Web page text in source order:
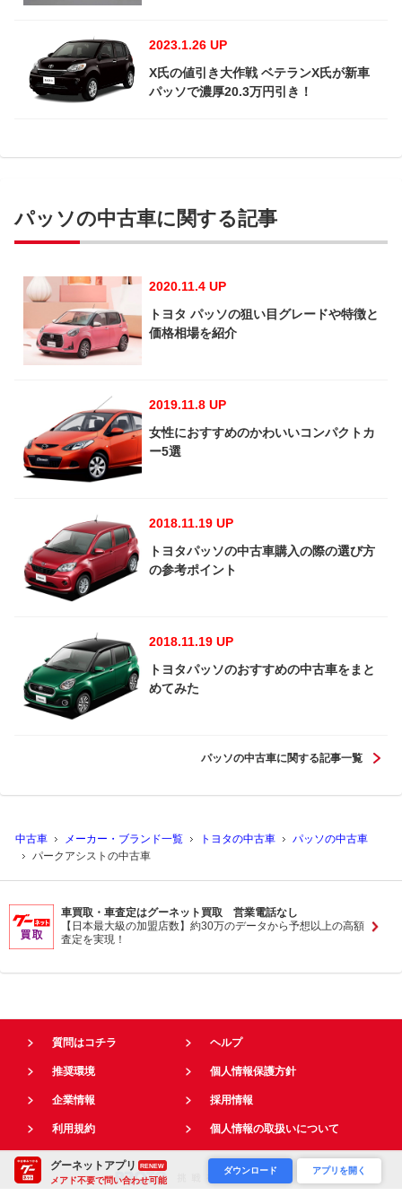
グーネットアプリ RENEW
メアド不要で問い合わせ可能
ダウンロード アプリを開く
2023.1.26 UP
X氏の値引き大作戦 ベテランX氏が新車
パッソで濃厚20.3万円引き！
パッソの中古車に関する記事
2020.11.4 UP
トヨタ パッソの狙い目グレードや特徴と
価格相場を紹介
2019.11.8 UP
女性におすすめのかわいいコンパクトカ
ー5選
2018.11.19 UP
トヨタパッソの中古車購入の際の選び方
の参考ポイント
2018.11.19 UP
トヨタパッソのおすすめの中古車をまと
めてみた
パッソの中古車に関する記事一覧
中古車 メーカー・ブランド一覧 トヨタの中古車
パッソの中古車
パークアシストの中古車
車買取・車査定はグーネット買取 営業電話なし
【日本最大級の加盟店数】約30万のデータから予想以上の高額
査定を実現！
質問はコチラ ヘルプ
推奨環境 個人情報保護方針
企業情報 採用情報
利用規約 個人情報の取扱いについて